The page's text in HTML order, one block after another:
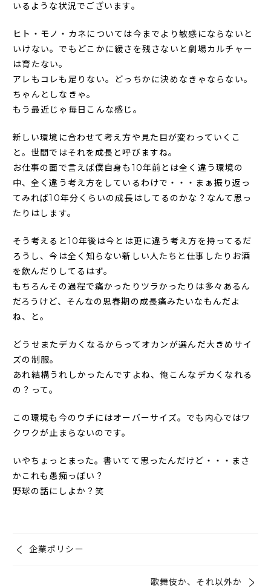
いるような状況でございます。
ヒト・モノ・カネについては今までより敏感にならないと
いけない。でもどこかに緩さを残さないと劇場カルチャー
は育たない。
アレもコレも足りない。どっちかに決めなきゃならない。
ちゃんとしなきゃ。
もう最近じゃ毎日こんな感じ。
新しい環境に合わせて考え方や見た目が変わっていくこ
と。世間ではそれを成長と呼びますね。
お仕事の面で言えば僕自身も10年前とは全く違う環境の
中、全く違う考え方をしているわけで・・・まぁ振り返っ
てみれば10年分くらいの成長はしてるのかな？なんて思っ
たりはします。
そう考えると10年後は今とは更に違う考え方を持ってるだ
ろうし、今は全く知らない新しい人たちと仕事したりお酒
を飲んだりしてるはず。
もちろんその過程で痛かったりツラかったりは多々あるん
だろうけど、そんなの思春期の成長痛みたいなもんだよ
ね、と。
どうせまたデカくなるからってオカンが選んだ大きめサイ
ズの制服。
あれ結構うれしかったんですよね、俺 こんなデカくなれる
の？って。
この環境も今のウチにはオーバーサイズ。でも内心ではワ
クワクが止まらないのです。
いやちょっとまった。書いてて思ったんだけど・・・まさ
かこれも愚痴っぽい？
野球の話にしよか？笑
企業ポリシー
歌舞伎か、それ以外か